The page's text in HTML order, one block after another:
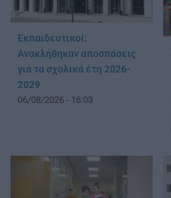
Εκπαιδευτικοί:
Ανακλήθηκαν αποσπάσεις
για τα σχολικά έτη 2026-
2029
06/08/2026 - 16:03